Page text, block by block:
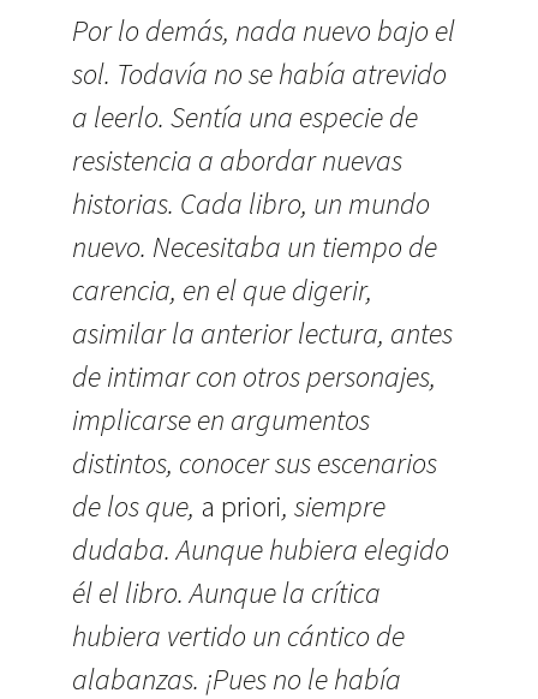
Por lo demás, nada nuevo bajo el
sol. Todavía no se había atrevido
a leerlo. Sentía una especie de
resistencia a abordar nuevas
historias. Cada libro, un mundo
nuevo. Necesitaba un tiempo de
carencia, en el que digerir,
asimilar la anterior lectura, antes
de intimar con otros personajes,
implicarse en argumentos
distintos, conocer sus escenarios
de los que, a priori, siempre
dudaba. Aunque hubiera elegido
él el libro. Aunque la crítica
hubiera vertido un cántico de
alabanzas. ¡Pues no le había